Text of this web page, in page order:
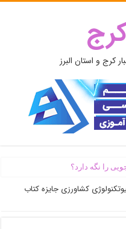
کرج و استان البرز
را نگه دارد؟
کشاورزی جایزه کتاب